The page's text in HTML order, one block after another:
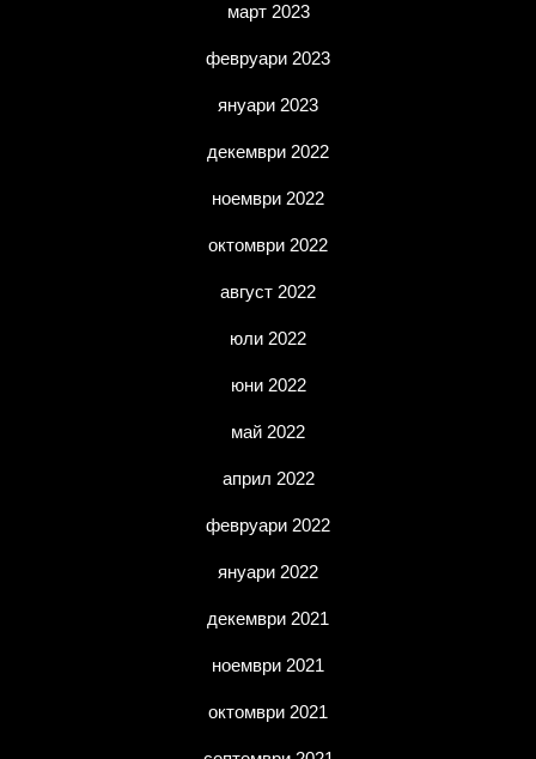
март 2023
февруари 2023
януари 2023
декември 2022
ноември 2022
октомври 2022
август 2022
юли 2022
юни 2022
май 2022
април 2022
февруари 2022
януари 2022
декември 2021
ноември 2021
октомври 2021